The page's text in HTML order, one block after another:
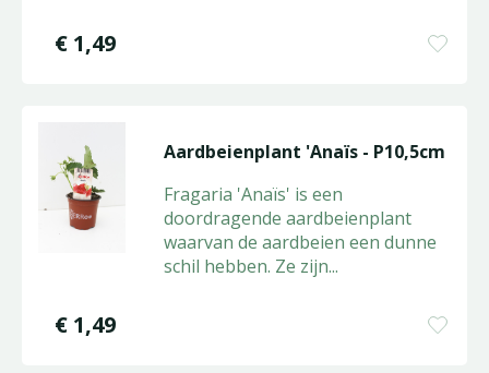
€ 1,49
Aardbeienplant 'Anaïs - P10,5cm
Fragaria 'Anaïs' is een
doordragende aardbeienplant
waarvan de aardbeien een dunne
schil hebben. Ze zijn...
€ 1,49